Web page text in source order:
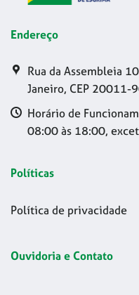
Endereço
Rua da Assembleia
Janeiro, CEP 20011-
Horário de
08:00 às 18:00,
Políticas
Política de privacidade
Ouvidoria e Contato